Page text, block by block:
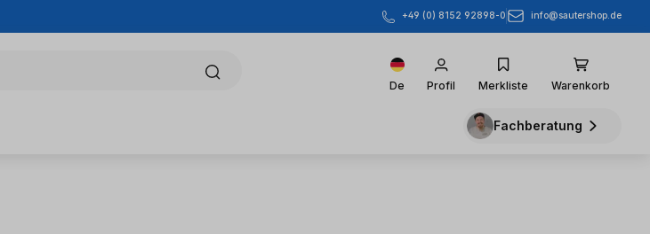
+49 (0) 8152 92898-0 info@sautershop.de
De Profil Merkliste Warenkorb
Fachberatung